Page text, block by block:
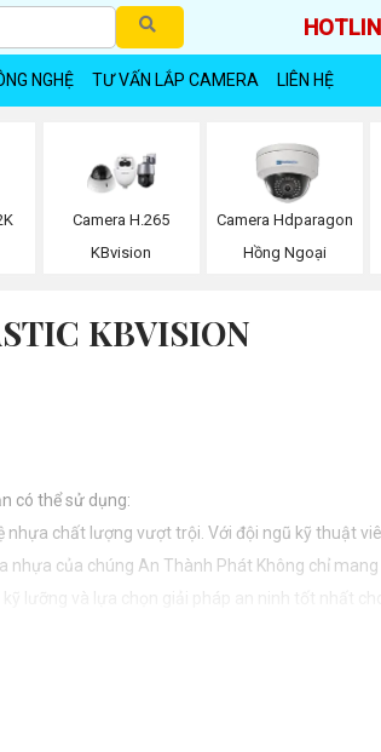
NGHỆ TƯ VẤN LẮP CAMERA LIÊN HỆ
Camera H.265
KBvision
Camera Hdparagon
Hồng Ngoại
KBVISION
có thể sử dụng:
chất lượng vượt trội. Với đội ngũ kỹ thuật
của chúng An Thành Phát Không chỉ
lưỡng và lựa chọn giải pháp an ninh tốt nhất